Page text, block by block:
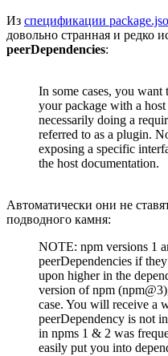
Из спецификации
довольно странная и редко
peerDependencies:
In some cases, you
your package with a
necessarily doing a
referred to as a plugin.
exposing a specific
the host documentation.
Автоматически они не
подводного камня:
NOTE: npm versions 1
peerDependencies if
upon higher in the
version of npm
case. You will receive a
peerDependency is not
in npms 1 & 2 was
easily put you into